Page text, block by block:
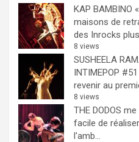
KAP BAMBINO
maisons de
des Inrocks
8 views
SUSHEELA
INTIMEPOP #51
revenir au
8 views
THE DODOS
facile de
l'amb...